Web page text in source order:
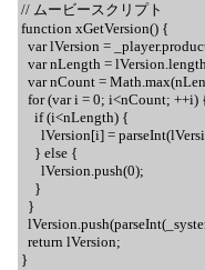
// ムービースクリプト
function xGetVersion() {
var lVersion =
var nLength =
var nCount =
for (var i = 0; i<nCount; ++i)
if (i<nLength) {
lVersion[i] =
} else {
lVersion.push(0);
}
}
return lVersion;
}